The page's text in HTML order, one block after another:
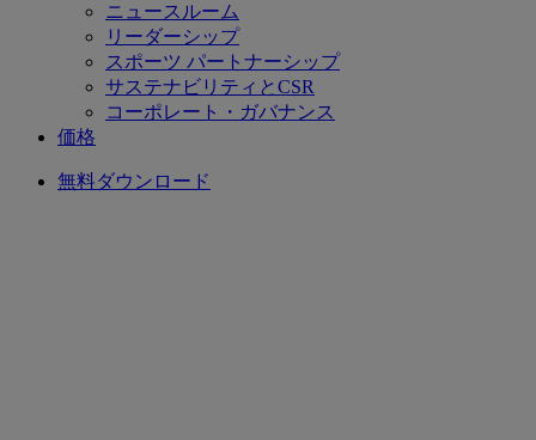
ニュースルーム
リーダーシップ
スポーツ パートナーシップ
サステナビリティとCSR
コーポレート・ガバナンス
価格
無料ダウンロード